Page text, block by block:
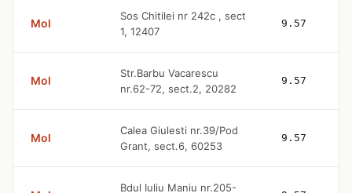
Mol
Sos Chitilei nr 242c , sect
1, 12407
9.57
Mol
Str.Barbu Vacarescu
nr.62-72, sect.2, 20282
9.57
Mol
Calea Giulesti nr.39/Pod
Grant, sect.6, 60253
9.57
Bdul Iuliu Maniu nr.205-